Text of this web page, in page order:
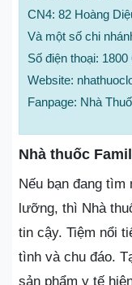
CN4: 82 Hoàng
Và một số chi
Số điện thoại: 1800
Website:
Fanpage: Nhà
Nhà thuốc
Nếu bạn đang
lưỡng, thì Nhà
tin cậy. Tiệm nổi
tình và chu đáo.
sản phẩm y tế